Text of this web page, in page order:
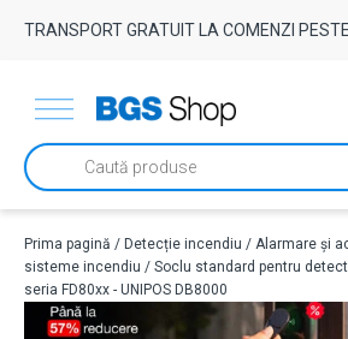
TRANSPORT GRATUIT LA COMENZI
Products
search
Prima pagină / Detecție incendiu / Alarmare și
sisteme incendiu / Soclu standard pentru
seria FD80xx - UNIPOS DB8000